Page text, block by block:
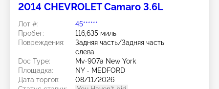
2014 CHEVROLET Camaro 3.6L
Лот #:
45******
Пробег:
116,635 миль
Повреждения:
Задняя часть/Задняя часть
слева
Doc Type:
Mv-907a New York
Площадка:
NY - MEDFORD
Дата торгов:
08/11/2026